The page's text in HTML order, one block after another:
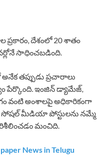
ప్రకారం, దేశంలో 20 శాతం
సాధించబడింది.
తప్పుడు ప్రచారాలు
పేర్కొంది. ఇంజిన్ డ్యామేజ్,
వంటి అంశాలపై అధికారికంగా
సోషల్ మీడియా పోస్టులను నమ్మే
మంచిది.
paper News in Telugu